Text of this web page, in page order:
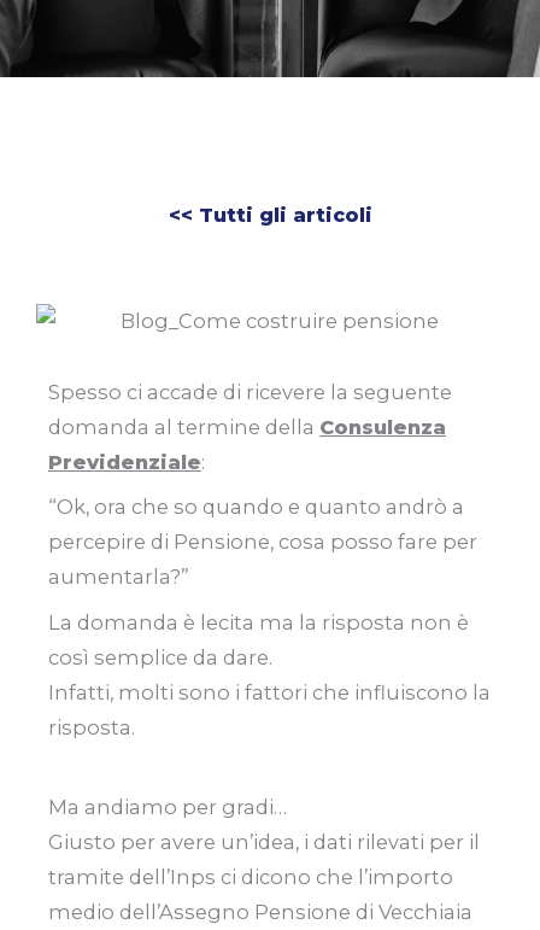
<< Tutti gli articoli
Spesso ci accade di ricevere la seguente
domanda al termine della Consulenza
Previdenziale:
“Ok, ora che so quando e quanto andrò a
percepire di Pensione, cosa posso fare per
aumentarla?”
La domanda è lecita ma la risposta non è
così semplice da dare.
Infatti, molti sono i fattori che influiscono la
risposta.
Ma andiamo per gradi…
Giusto per avere un’idea, i dati rilevati per il
tramite dell’Inps ci dicono che l’importo
medio dell’Assegno Pensione di Vecchiaia